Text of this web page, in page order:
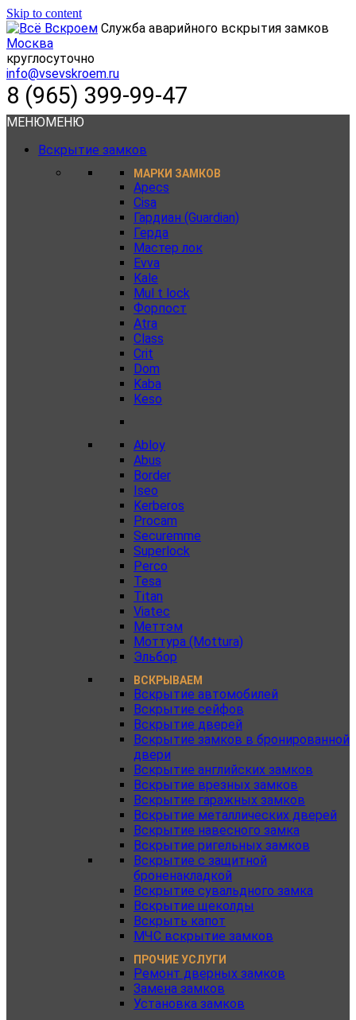
Skip to content
Служба аварийного вскрытия замков
Москва
круглосуточно
info@vsevskroem.ru
8 (965) 399-99-47
МЕНЮМЕНЮ
Вскрытие замков
МАРКИ ЗАМКОВ
Apecs
Cisa
Гардиан (Guardian)
Герда
Мастер лок
Evva
Kale
Mul t lock
Форпост
Atra
Class
Crit
Dom
Kaba
Keso
Abloy
Abus
Border
Iseo
Kerberos
Procam
Securemme
Superlock
Perco
Tesa
Titan
Viatec
Меттэм
Моттура (Mottura)
Эльбор
ВСКРЫВАЕМ
Вскрытие автомобилей
Вскрытие сейфов
Вскрытие дверей
Вскрытие замков в бронированной
двери
Вскрытие английских замков
Вскрытие врезных замков
Вскрытие гаражных замков
Вскрытие металлических дверей
Вскрытие навесного замка
Вскрытие ригельных замков
Вскрытие с защитной
броненакладкой
Вскрытие сувальдного замка
Вскрытие щеколды
Вскрыть капот
МЧС вскрытие замков
ПРОЧИЕ УСЛУГИ
Ремонт дверных замков
Замена замков
Установка замков